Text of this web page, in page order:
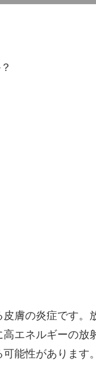
膚の炎症です。
エネルギーの放
能性があります。